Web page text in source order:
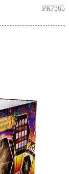
РК7365